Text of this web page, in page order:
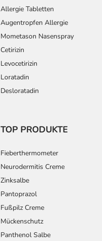
Allergie Tabletten
Augentropfen Allergie
Mometason Nasenspray
Cetirizin
Levocetirizin
Loratadin
Desloratadin
TOP PRODUKTE
Fieberthermometer
Neurodermitis Creme
Zinksalbe
Pantoprazol
Fußpilz Creme
Mückenschutz
Panthenol Salbe